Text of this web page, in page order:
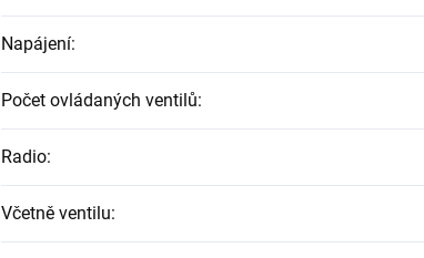
Napájení:
Počet ovládaných ventilů:
Radio:
Včetně ventilu: